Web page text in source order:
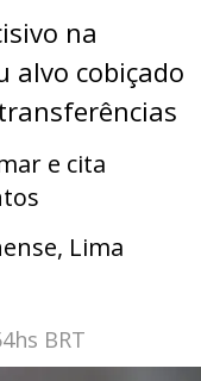
na
alvo cobiçado
e cita
Lima
BRT